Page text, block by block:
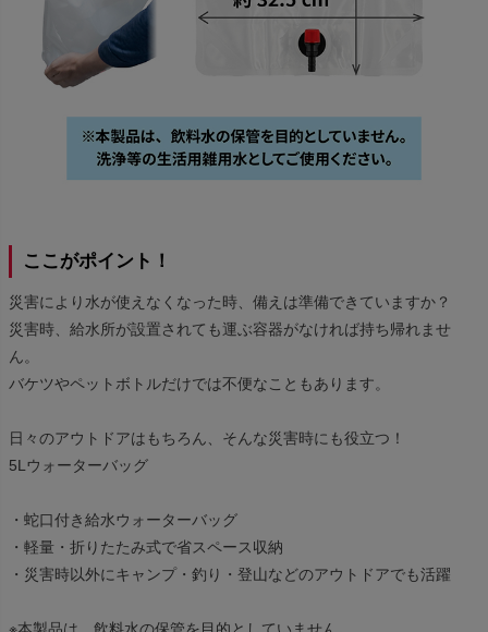
ここがポイント！
災害により水が使えなくなった時、備えは準備できていますか？
災害時、給水所が設置されても運ぶ容器がなければ持ち帰れませ
ん。
バケツやペットボトルだけでは不便なこともあります。
日々のアウトドアはもちろん、そんな災害時にも役立つ！
5Lウォーターバッグ
・蛇口付き給水ウォーターバッグ
・軽量・折りたたみ式で省スペース収納
・災害時以外にキャンプ・釣り・登山などのアウトドアでも活躍